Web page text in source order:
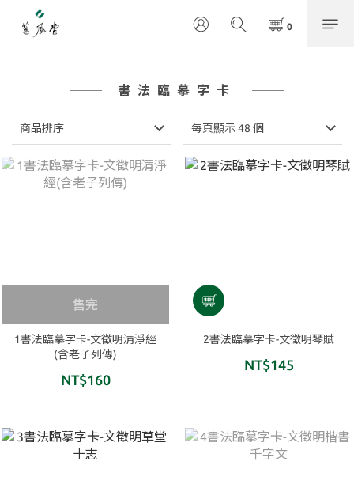
書法臨摹字卡
商品排序 每頁顯示 48 個
售完
1書法臨摹字卡-文徵明清淨經
(含老子列傳)
NT$160
2書法臨摹字卡-文徵明琴賦
NT$145